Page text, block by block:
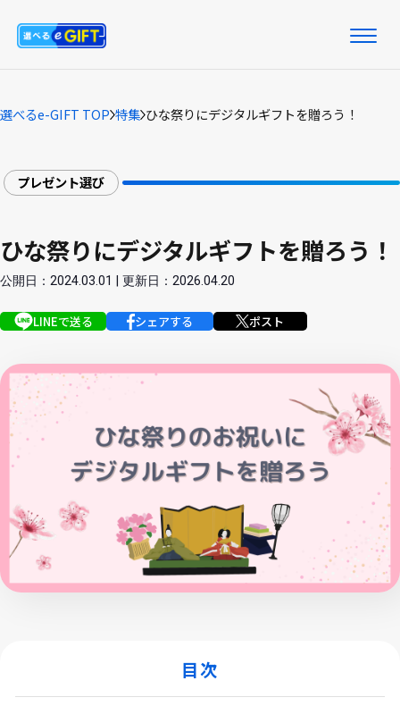
選べるe-GIFT TOP 特集 ひな祭りにデジタルギフトを贈ろう！
プレゼント選び
ひな祭りにデジタルギフトを贈ろう！
公開日：2024.03.01 | 更新日：2026.04.20
LINEで送る シェアする ポスト
目次